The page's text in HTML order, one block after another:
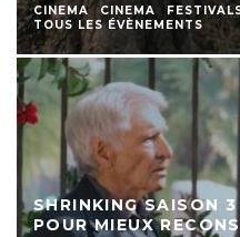
CINEMA CINEMA
TOUS LES ÉVÈNEMENTS
SHRINKING SAISON
POUR MIEUX